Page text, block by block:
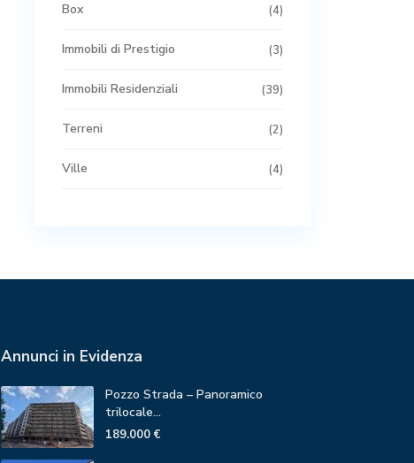
Box (4)
Immobili di Prestigio (3)
Immobili Residenziali (39)
Terreni (2)
Ville (4)
Annunci in Evidenza
Pozzo Strada – Panoramico
trilocale...
189.000 €